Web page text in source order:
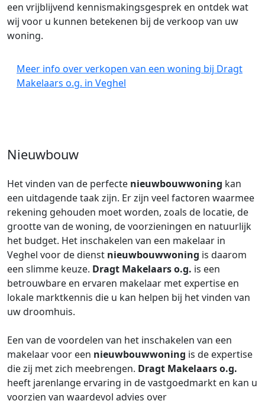
een vrijblijvend kennismakingsgesprek en ontdek wat
wij voor u kunnen betekenen bij de verkoop van uw
woning.
Meer info over verkopen van een woning bij Dragt
Makelaars o.g. in Veghel
Nieuwbouw
Het vinden van de perfecte nieuwbouwwoning kan
een uitdagende taak zijn. Er zijn veel factoren waarmee
rekening gehouden moet worden, zoals de locatie, de
grootte van de woning, de voorzieningen en natuurlijk
het budget. Het inschakelen van een makelaar in
Veghel voor de dienst nieuwbouwwoning is daarom
een slimme keuze. Dragt Makelaars o.g. is een
betrouwbare en ervaren makelaar met expertise en
lokale marktkennis die u kan helpen bij het vinden van
uw droomhuis.
Een van de voordelen van het inschakelen van een
makelaar voor een nieuwbouwwoning is de expertise
die zij met zich meebrengen. Dragt Makelaars o.g.
heeft jarenlange ervaring in de vastgoedmarkt en kan u
voorzien van waardevol advies over